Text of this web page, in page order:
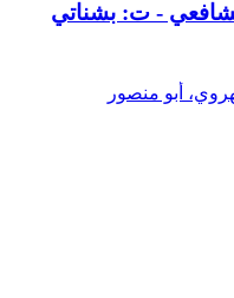
- ت: بشناتي
أبو منصور